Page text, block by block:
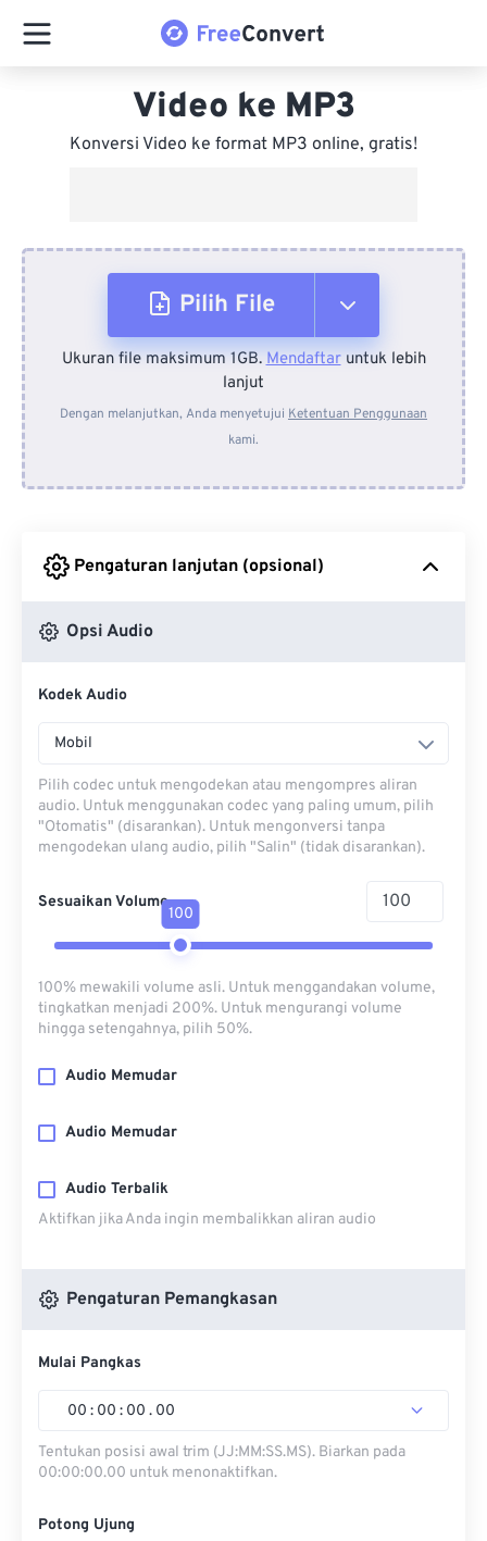
Video ke MP3
Konversi Video ke format MP3 online, gratis!
Pilih File
Dari Perangkat
Dari Dropbox
Ukuran file maksimum 1GB.Mendaftaruntuk lebih
lanjut
Dengan melanjutkan, Anda menyetujui Ketentuan Penggunaan
kami.
Pengaturan lanjutan (opsional)
Opsi Audio
Kodek Audio
Mobil
Pilih codec untuk mengodekan atau mengompres aliran
audio. Untuk menggunakan codec yang paling umum, pilih
"Otomatis" (disarankan). Untuk mengonversi tanpa
mengodekan ulang audio, pilih "Salin" (tidak disarankan).
Sesuaikan Volume
100
100% mewakili volume asli. Untuk menggandakan volume,
tingkatkan menjadi 200%. Untuk mengurangi volume
hingga setengahnya, pilih 50%.
Audio Memudar
Audio Memudar
Audio Terbalik
Aktifkan jika Anda ingin membalikkan aliran audio
Pengaturan Pemangkasan
Mulai Pangkas
00 : 00 : 00 . 00
Tentukan posisi awal trim (JJ:MM:SS.MS). Biarkan pada
00:00:00.00 untuk menonaktifkan.
Potong Ujung